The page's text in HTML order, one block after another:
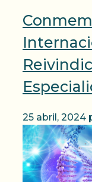
25 abril, 2024